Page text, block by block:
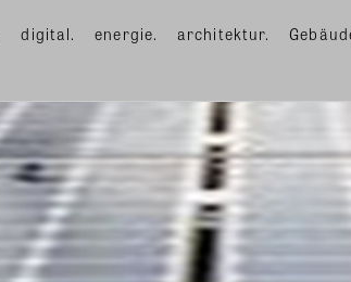
digital. energie. architektur.